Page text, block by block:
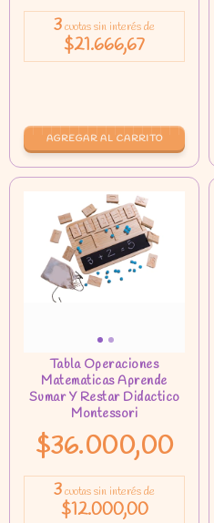
3cuotas sin interés de
$21.666,67
$36.000,00
3cuotas sin interés de
$12.000,00